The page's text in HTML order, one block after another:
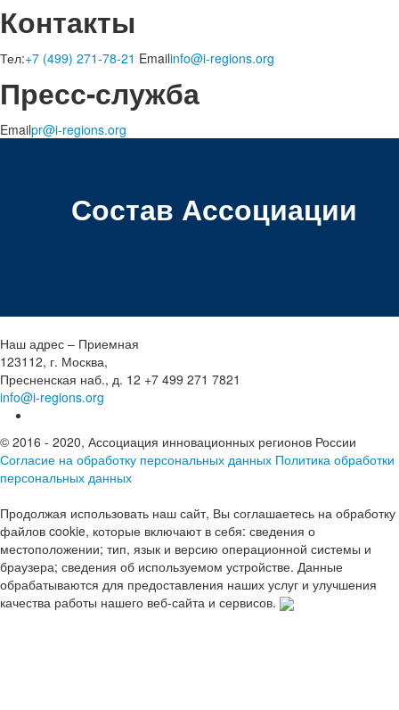
Контакты
Тел:+7 (499) 271-78-21 Emailinfo@i-regions.org
Пресс-служба
Emailpr@i-regions.org
Состав Ассоциации
Наш адрес – Приемная
123112, г. Москва,
Пресненская наб., д. 12 +7 499 271 7821
info@i-regions.org
© 2016 - 2020, Ассоциация инновационных регионов России
Согласие на обработку персональных данных Политика обработки
персональных данных
Продолжая использовать наш сайт, Вы соглашаетесь на обработку
файлов cookie, которые включают в себя: сведения о
местоположении; тип, язык и версию операционной системы и
браузера; сведения об используемом устройстве. Данные
обрабатываются для предоставления наших услуг и улучшения
качества работы нашего веб-сайта и сервисов.